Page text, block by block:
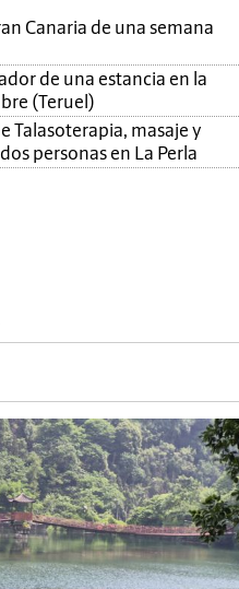
Canaria de una semana
de una estancia en la
(Teruel)
Talasoterapia, masaje y
personas en La Perla